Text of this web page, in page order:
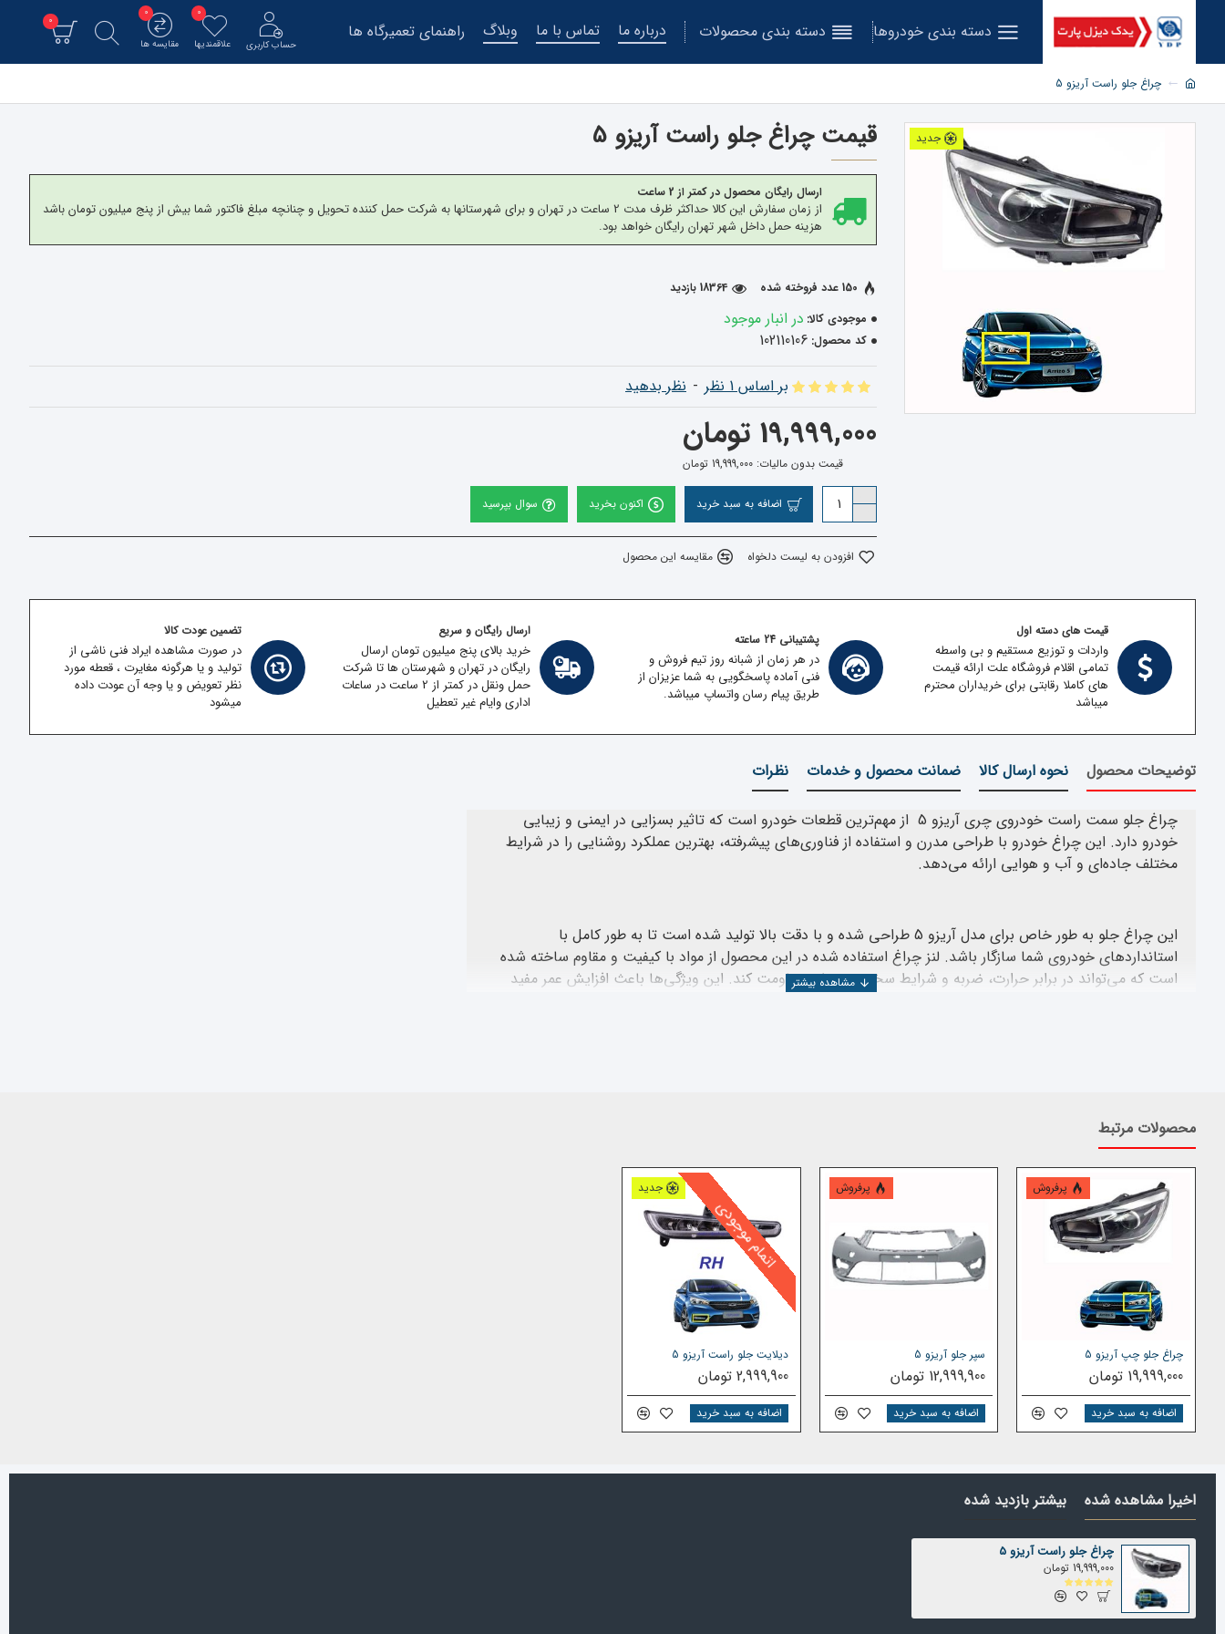
دسته بندی خودروها دسته بندی محصولات درباره ما تماس با ما وبلاگ راهنمای تعمیرگاه ها
حساب کاربری علاقمندیها
0
مقایسه ها
0
0
چراغ جلو راست آریزو 5
جدید قیمت چراغ جلو راست آریزو 5
ارسال رایگان محصول در کمتر از 2 ساعت
از زمان سفارش این کالا حداکثر ظرف مدت 2 ساعت در تهران و برای شهرستانها به شرکت حمل کننده تحویل و چنانچه مبلغ فاکتور شما بیش از پنج میلیون تومان باشد
هزینه حمل داخل شهر تهران رایگان خواهد بود.
موجودی کالا: در انبار موجود
کد محصول: 102110106
150 عدد فروخته شده 18364 بازدید
بر اساس 1 نظر - نظر بدهید
19,999,000 تومان
قیمت بدون مالیات: 19,999,000 تومان
اضافه به سبد خرید اکنون بخرید سوال بپرسید
افزودن به لیست دلخواه مقایسه این محصول
قیمت های دسته اول
واردات و توزیع مستقیم و بی واسطه
تمامی اقلام فروشگاه علت ارائه قیمت
های کاملا رقابتی برای خریداران محترم
میباشد
پشتیبانی 24 ساعته
در هر زمان از شبانه روز تیم فروش و
فنی آماده پاسخگویی به شما عزیزان از
طریق پیام رسان واتساپ میباشد.
ارسال رایگان و سریع
خرید بالای پنج میلیون تومان ارسال
رایگان در تهران و شهرستان ها تا شرکت
حمل ونقل در کمتر از 2 ساعت در ساعات
اداری وایام غیر تعطیل
تضمین عودت کالا
در صورت مشاهده ایراد فنی ناشی از
تولید و یا هرگونه مغایرت ، قعطه مورد
نظر تعویض و یا وجه آن عودت داده
میشود
توضیحات محصول نحوه ارسال کالا ضمانت محصول و خدمات نظرات
چراغ جلو سمت راست خودروی چری آریزو 5 از مهم‌ترین قطعات خودرو است که تاثیر بسزایی در ایمنی و زیبایی
خودرو دارد. این چراغ خودرو با طراحی مدرن و استفاده از فناوری‌های پیشرفته، بهترین عملکرد روشنایی را در شرایط
مختلف جاده‌ای و آب و هوایی ارائه می‌دهد.
این چراغ جلو به طور خاص برای مدل آریزو 5 طراحی شده و با دقت بالا تولید شده است تا به طور کامل با
استانداردهای خودروی شما سازگار باشد. لنز چراغ استفاده شده در این محصول از مواد با کیفیت و مقاوم ساخته شده
است که می‌تواند در برابر حرارت، ضربه و شرایط سخت محیطی مقاومت کند. این ویژگی‌ها باعث افزایش عمر مفید
و متمرکز به مسیر رانندگی تابانده و دید راننده را بصورت قابل ملاحظه ای بهبود می‌بخشد.
استفاده از لوازم یدکی استاندارد و با کیفیت، از جمله چراغ جلو سمت راست چری آریزو 5، تضمین می‌کند که خودرو
همیشه در بهترین وضعیت خود باقی بماند. این چراغ خودرو با طراحی و تولیدکاملا استانداردو عملکرد بی‌نظیر خود، نه
تنها ایمنی را افزایش می‌دهد بلکه هیچ تفاوتی از نظر شکل ، اندازه و نصب با نمونه اورجینال آن ندارد.
با انتخاب چراغ جلو سمت راست چری آریزو 5، می‌توانید از کیفیت بالا، دوام طولانی و عملکرد عالی این محصول
بهره‌مند شوید و تجربه‌ای ایمن و لذت‌بخش از رانندگی داشته باشید. انتخاب این چراغ خودرو به عنوان یکی از
اصلی‌ترین لوازم یدکی، سرمایه‌گذاری مناسبی برای حفظ و بهبود کارایی خودرو خواهد بود.
برای خرید لوازم بدنه آریزو 5 روی لینک کلیک کنید.
محصولات مرتبط
پرفروش
چراغ جلو چپ آریزو 5
19,999,000 تومان
اضافه به سبد خرید
پرفروش
سپر جلو آریزو 5
12,999,900 تومان
اضافه به سبد خرید
جدید
اتمام موجودی
دیلایت جلو راست آریزو 5
2,999,900 تومان
اضافه به سبد خرید
اخیرا مشاهده شده بیشتر بازدید شده
چراغ جلو راست آریزو 5
19,999,000 تومان